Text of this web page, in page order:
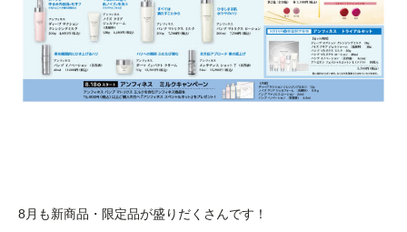
8月も新商品・限定品が盛りだくさんです！